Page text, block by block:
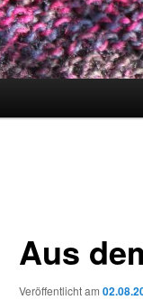
Aus
Veröffentlicht am